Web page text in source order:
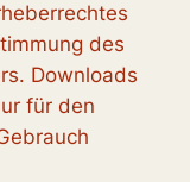
des
Downloads
für den